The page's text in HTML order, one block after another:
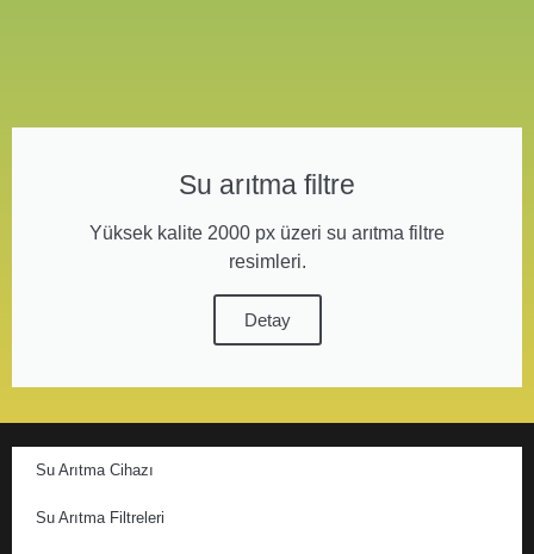
Su arıtma filtre
Yüksek kalite 2000 px üzeri su arıtma filtre
resimleri.
Detay
Su Arıtma Cihazı
Su Arıtma Filtreleri